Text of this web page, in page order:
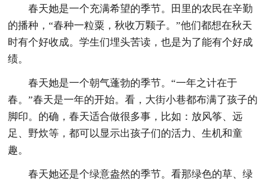
春天她是一个充满希望的季节。田里的农民在辛勤
的播种，“春种一粒粟，秋收万颗子。”他们都想在秋天
时有个好收成。学生们埋头苦读，也是为了能有个好成
绩。
春天她是一个朝气蓬勃的季节。“一年之计在于
春。”春天是一年的开始。看，大街小巷都布满了孩子的
脚印。的确，春天适合做很多事，比如：放风筝、远
足、野炊等，都可以显示出孩子们的活力、生机和童
趣。
春天她还是个绿意盎然的季节。看那绿色的草、绿